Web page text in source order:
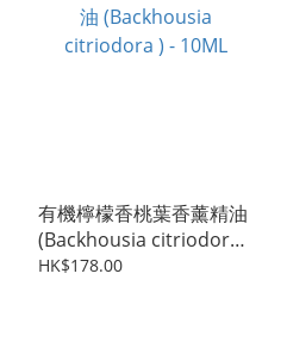
有機檸檬香桃葉香薰精油
(Backhousia citriodora )
- 10ML
HK$178.00